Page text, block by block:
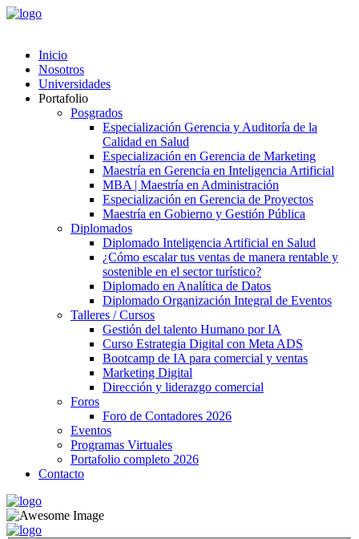
Inicio
Nosotros
Universidades
Portafolio
Posgrados
Especialización Gerencia y Auditoría de la
Calidad en Salud
Especialización en Gerencia de Marketing
Maestría en Gerencia en Inteligencia Artificial
MBA | Maestría en Administración
Especialización en Gerencia de Proyectos
Maestría en Gobierno y Gestión Pública
Diplomados
Diplomado Inteligencia Artificial en Salud
¿Cómo escalar tus ventas de manera rentable y
sostenible en el sector turístico?
Diplomado en Analítica de Datos
Diplomado Organización Integral de Eventos
Talleres / Cursos
Gestión del talento Humano por IA​
Curso Estrategia Digital con Meta ADS
Bootcamp de IA para comercial y ventas
Marketing Digital
Dirección y liderazgo comercial
Foros
Foro de Contadores 2026
Eventos
Programas Virtuales
Portafolio completo 2026
Contacto